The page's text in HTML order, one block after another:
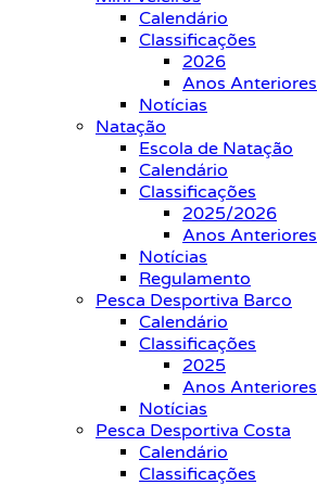
Calendário
Classificações
2026
Anos Anteriores
Notícias
Natação
Escola de Natação
Calendário
Classificações
2025/2026
Anos Anteriores
Notícias
Regulamento
Pesca Desportiva Barco
Calendário
Classificações
2025
Anos Anteriores
Notícias
Pesca Desportiva Costa
Calendário
Classificações